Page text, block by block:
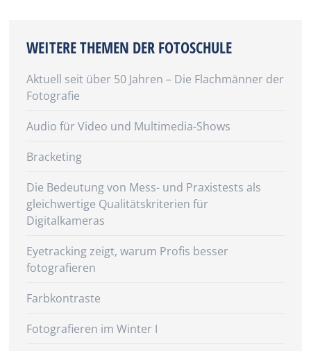
WEITERE THEMEN DER FOTOSCHULE
Aktuell seit über 50 Jahren – Die Flachmänner der
Fotografie
Audio für Video und Multimedia-Shows
Bracketing
Die Bedeutung von Mess- und Praxistests als
gleichwertige Qualitätskriterien für
Digitalkameras
Eyetracking zeigt, warum Profis besser
fotografieren
Farbkontraste
Fotografieren im Winter I